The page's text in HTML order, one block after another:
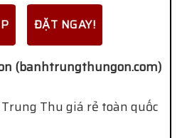
ĐẶT NGAY!
(banhtrungthungon.com)
Thu giá rẻ toàn quốc